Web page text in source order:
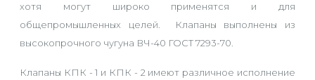
хотя могут широко применятся и для
общепромышленных целей. Клапаны выполнены из
высокопрочного чугуна ВЧ-40 ГОСТ 7293-70.
Клапаны КПК - 1 и КПК - 2 имеют различное исполнение